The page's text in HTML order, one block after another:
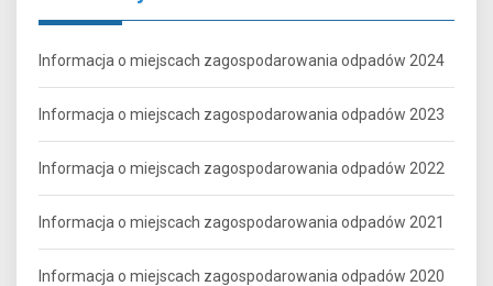
Informacja o miejscach zagospodarowania odpadów 2024
Informacja o miejscach zagospodarowania odpadów 2023
Informacja o miejscach zagospodarowania odpadów 2022
Informacja o miejscach zagospodarowania odpadów 2021
Informacja o miejscach zagospodarowania odpadów 2020